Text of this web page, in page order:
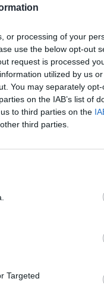
or processing of your
use the below opt-out
request is processed
utilized by us
You may separately
on the IAB’s list of
to third parties on the
third parties.
Targeted
ΡΑΑΕΥ
ΣΤΗΝ